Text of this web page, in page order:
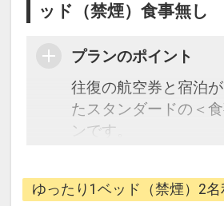
ッド（禁煙）食事無し
プランのポイント
往復の航空券と宿泊
たスタンダードの＜
ンです。
できるダイナミックパ
ら、一都市滞在はも
ゆったり1ベッド（禁煙）2名